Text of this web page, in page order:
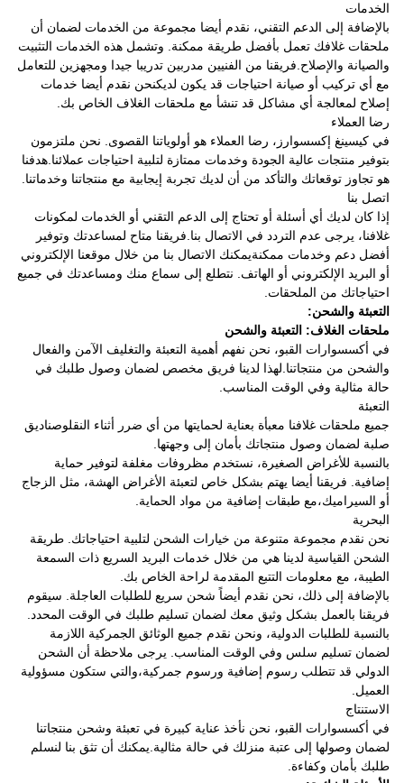
الخدمات
بالإضافة إلى الدعم التقني، نقدم أيضا مجموعة من الخدمات لضمان أن
ملحقات غلافك تعمل بأفضل طريقة ممكنة. وتشمل هذه الخدمات التثبيت
والصيانة والإصلاح.فريقنا من الفنيين مدربين تدريبا جيدا ومجهزين للتعامل
مع أي تركيب أو صيانة احتياجات قد يكون لديكنحن نقدم أيضا خدمات
إصلاح لمعالجة أي مشاكل قد تنشأ مع ملحقات الغلاف الخاص بك.
رضا العملاء
في كيسينغ إكسسوارز، رضا العملاء هو أولوياتنا القصوى. نحن ملتزمون
بتوفير منتجات عالية الجودة وخدمات ممتازة لتلبية احتياجات عملائنا.هدفنا
هو تجاوز توقعاتك والتأكد من أن لديك تجربة إيجابية مع منتجاتنا وخدماتنا.
اتصل بنا
إذا كان لديك أي أسئلة أو تحتاج إلى الدعم التقني أو الخدمات لمكونات
غلافنا، يرجى عدم التردد في الاتصال بنا.فريقنا متاح لمساعدتك وتوفير
أفضل دعم وخدمات ممكنةيمكنك الاتصال بنا من خلال موقعنا الإلكتروني
أو البريد الإلكتروني أو الهاتف. نتطلع إلى سماع منك ومساعدتك في جميع
احتياجاتك من الملحقات.
التعبئة والشحن:
ملحقات الغلاف: التعبئة والشحن
في أكسسوارات القبو، نحن نفهم أهمية التعبئة والتغليف الآمن والفعال
والشحن من منتجاتنا.لهذا لدينا فريق مخصص لضمان وصول طلبك في
حالة مثالية وفي الوقت المناسب.
التعبئة
جميع ملحقات غلافنا معبأة بعناية لحمايتها من أي ضرر أثناء النقلوصناديق
صلبة لضمان وصول منتجاتك بأمان إلى وجهتها.
بالنسبة للأغراض الصغيرة، نستخدم مظروفات مغلفة لتوفير حماية
إضافية. فريقنا أيضا يهتم بشكل خاص لتعبئة الأغراض الهشة، مثل الزجاج
أو السيراميك،مع طبقات إضافية من مواد الحماية.
البحرية
نحن نقدم مجموعة متنوعة من خيارات الشحن لتلبية احتياجاتك. طريقة
الشحن القياسية لدينا هي من خلال خدمات البريد السريع ذات السمعة
الطيبة، مع معلومات التتبع المقدمة لراحة الخاص بك.
بالإضافة إلى ذلك، نحن نقدم أيضاً شحن سريع للطلبات العاجلة. سيقوم
فريقنا بالعمل بشكل وثيق معك لضمان تسليم طلبك في الوقت المحدد.
بالنسبة للطلبات الدولية، ونحن نقدم جميع الوثائق الجمركية اللازمة
لضمان تسليم سلس وفي الوقت المناسب. يرجى ملاحظة أن الشحن
الدولي قد تتطلب رسوم إضافية ورسوم جمركية،والتي ستكون مسؤولية
العميل.
الاستنتاج
في أكسسوارات القبو، نحن نأخذ عناية كبيرة في تعبئة وشحن منتجاتنا
لضمان وصولها إلى عتبة منزلك في حالة مثالية.يمكنك أن تثق بنا لنسلم
طلبك بأمان وكفاءة.